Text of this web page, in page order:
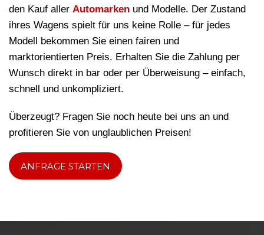
den Kauf aller Automarken und Modelle. Der Zustand
ihres Wagens spielt für uns keine Rolle – für jedes
Modell bekommen Sie einen fairen und
marktorientierten Preis. Erhalten Sie die Zahlung per
Wunsch direkt in bar oder per Überweisung – einfach,
schnell und unkompliziert.
Überzeugt? Fragen Sie noch heute bei uns an und
profitieren Sie von unglaublichen Preisen!
ANFRAGE STARTEN